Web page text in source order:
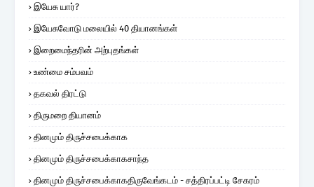
இயேசு யார்?
இயேசுவோடு மலையில் 40 தியானங்கள்
இறைமைந்தரின் அற்புதங்கள்
உண்மை சம்பவம்
தகவல் திரட்டு
திருமறை தியானம்
தினமும் திருச்சபைக்காக
தினமும் திருச்சபைக்காகசாந்த
தினமும் திருச்சபைக்காகதிருவேங்கடம் - சத்திரப்பட்டி சேகரம்